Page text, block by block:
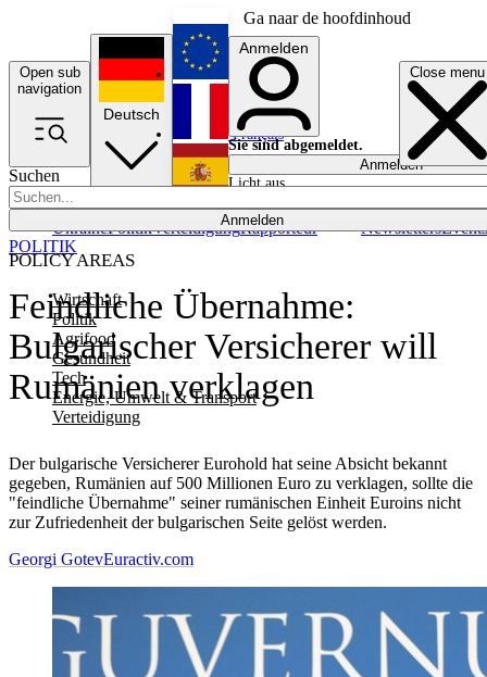
Ga naar de hoofdinhoud
Open sub
navigation
Close menu
Suchen
Anmelden
POLICY AREAS
Wirtschaft
Politik
Agrifood
Gesundheit
Tech
Energie, Umwelt & Transport
Verteidigung
UkrainePolitikVerteidigungRapporteur NewslettersEvents
Deutsch
English
Français
Anmelden
Sie sind abgemeldet.
Anmelden
Licht aus
Feindliche Übernahme:
Bulgarischer Versicherer will
Rumänien verklagen
Der bulgarische Versicherer Eurohold hat seine Absicht bekannt
gegeben, Rumänien auf 500 Millionen Euro zu verklagen, sollte die
"feindliche Übernahme" seiner rumänischen Einheit Euroins nicht
zur Zufriedenheit der bulgarischen Seite gelöst werden.
POLITIK
Georgi GotevEuractiv.com